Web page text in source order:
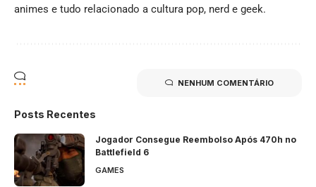
animes e tudo relacionado a cultura pop, nerd e geek.
NENHUM COMENTÁRIO
Posts Recentes
Jogador Consegue Reembolso Após 470h no
Battlefield 6
GAMES